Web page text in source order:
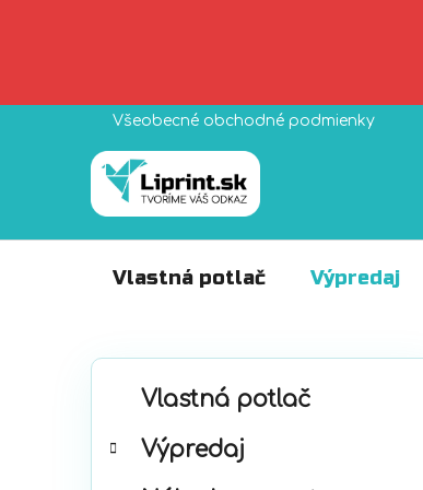
Všeobecné obchodné podmienky
Vlastná potlač Výpredaj
B
Preskočiť
kategórie
e
Vlastná potlač
Výpredaj